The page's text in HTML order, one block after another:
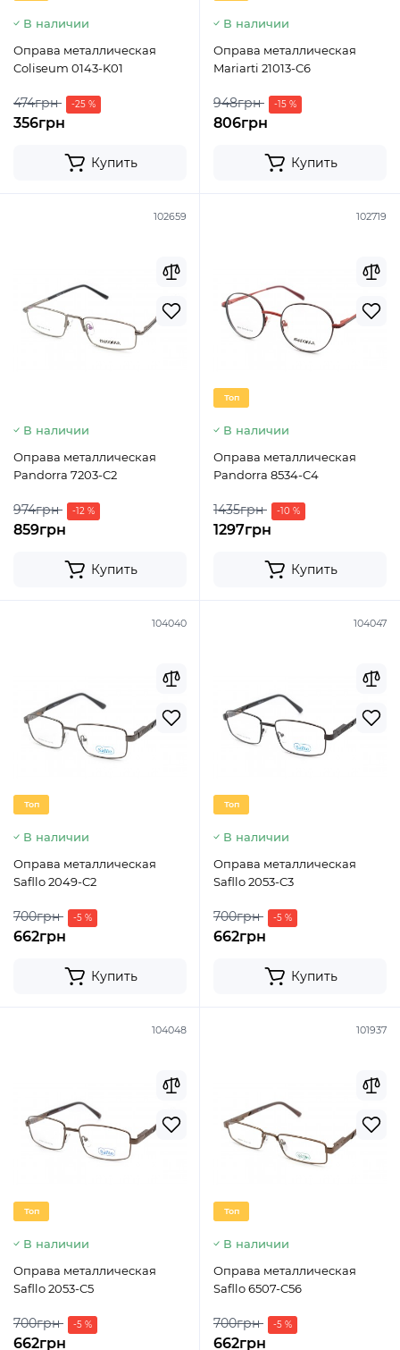
В наличии
Оправа металлическая
Coliseum 0143-K01
474грн -25 %
356грн
Купить
В наличии
Оправа металлическая
Mariarti 21013-C6
948грн -15 %
806грн
Купить
102659
В наличии
Оправа металлическая
Pandorra 7203-C2
974грн -12 %
859грн
Купить
102719
Топ
В наличии
Оправа металлическая
Pandorra 8534-C4
1435грн -10 %
1297грн
Купить
104040
Топ
В наличии
Оправа металлическая
Safllo 2049-C2
700грн -5 %
662грн
Купить
104047
Топ
В наличии
Оправа металлическая
Safllo 2053-C3
700грн -5 %
662грн
Купить
104048
Топ
В наличии
Оправа металлическая
Safllo 2053-C5
700грн -5 %
662грн
101937
Топ
В наличии
Оправа металлическая
Safllo 6507-C56
700грн -5 %
662грн